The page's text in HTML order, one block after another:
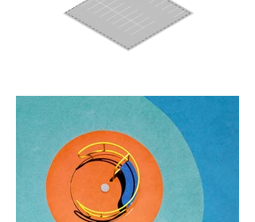
O equipamento público é um presente do
Grupo Positivo às famílias da cidade, em
agradecimento e celebração ao seu
aniversário de 50 anos, dedicados ao
Parque Barigui, que recebe cerca de 500
mil visitantes ano, sua localização
ressalta uma das características
necessárias para um melhor
desenvolvimento da criança: a conexão
com a natureza.
São diversos tipos de brinquedos, sendo